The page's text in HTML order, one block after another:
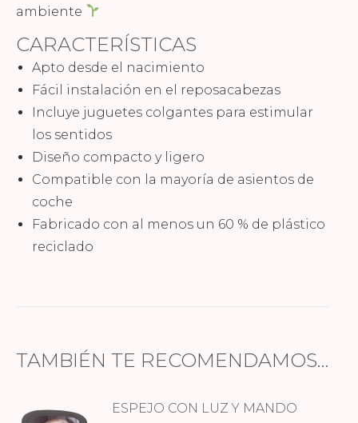
ambiente
CARACTERÍSTICAS
Apto desde el nacimiento
Fácil instalación en el reposacabezas
Incluye juguetes colgantes para estimular
los sentidos
Diseño compacto y ligero
Compatible con la mayoría de asientos de
coche
Fabricado con al menos un 60 % de plástico
reciclado
TAMBIÉN TE RECOMENDAMOS…
ESPEJO CON LUZ Y MANDO